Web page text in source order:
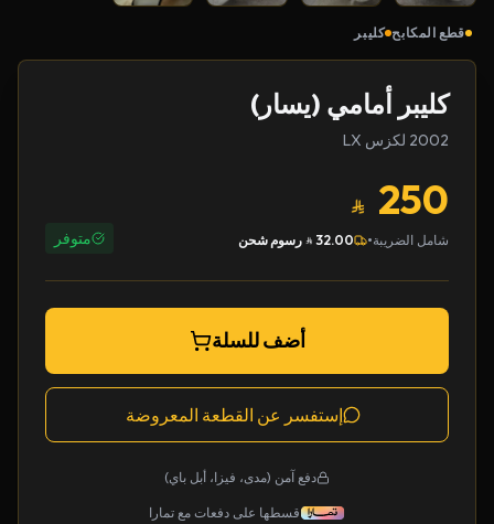
قطع المكابح كليبر
كليبر أمامي (يسار)
2002 لكزس LX
250
شامل الضريبة•
32.00 رسوم شحن متوفر
أضف للسلة
إستفسر عن القطعة المعروضة
دفع آمن (مدى، فيزا، أبل باي)
قسطها على دفعات مع تمارا